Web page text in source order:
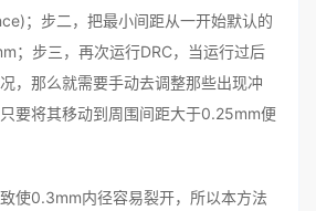
；步二，把最小间距从一开始默认的
；步三，再次运行DRC，当运行过后
，那么就需要手动去调整那些出现冲
要将其移动到周围间距大于0.25mm便
使0.3mm内径容易裂开，所以本方法